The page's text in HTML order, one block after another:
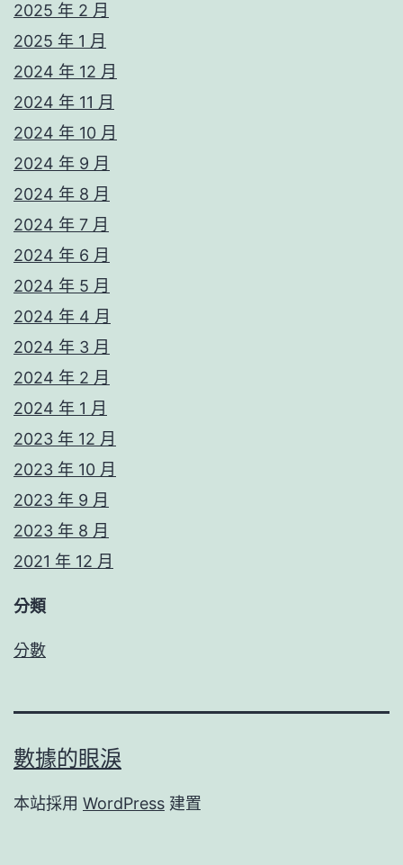
2025 年 2 月
2025 年 1 月
2024 年 12 月
2024 年 11 月
2024 年 10 月
2024 年 9 月
2024 年 8 月
2024 年 7 月
2024 年 6 月
2024 年 5 月
2024 年 4 月
2024 年 3 月
2024 年 2 月
2024 年 1 月
2023 年 12 月
2023 年 10 月
2023 年 9 月
2023 年 8 月
2021 年 12 月
分類
分數
數據的眼淚
本站採用 WordPress 建置